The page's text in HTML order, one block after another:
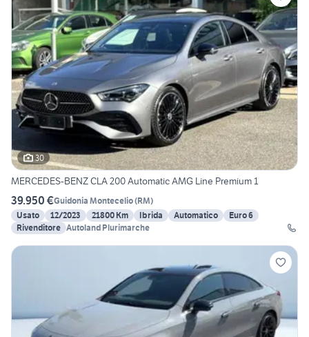
30
MERCEDES-BENZ CLA 200 Automatic AMG Line Premium 1
39.950 €Guidonia Montecelio(RM)
Usato
12/2023 21800 Km Ibrida Automatico
Euro 6
Rivenditore Autoland Plurimarche